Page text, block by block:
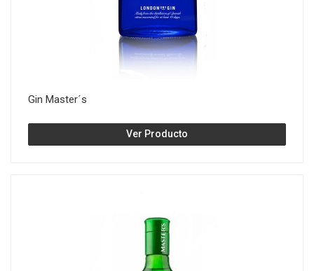
Gin Master´s
Ver Producto